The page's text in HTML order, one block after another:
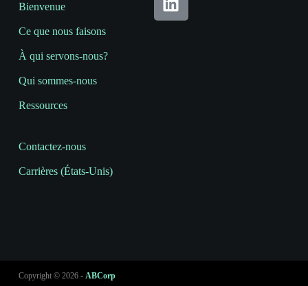
Bienvenue
Ce que nous faisons
À qui servons-nous?
Qui sommes-nous
Ressources
Contactez-nous
Carrières (États-Unis)
Copyright © 2026 - ABCorp